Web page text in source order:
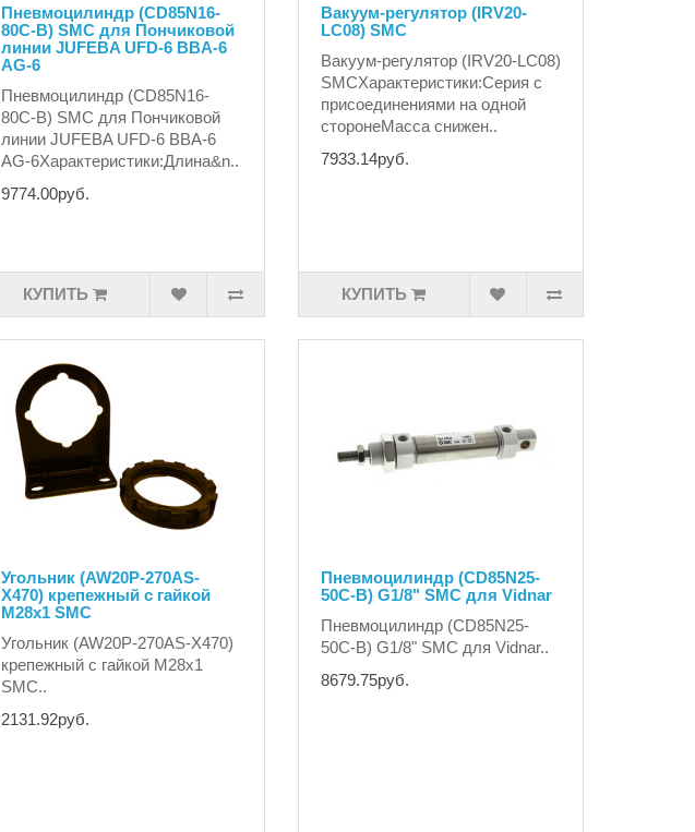
Пневмоцилиндр (CD85N16-
80C-B) SMC для Пончиковой
линии JUFEBA UFD-6 BBA-6
AG-6
Пневмоцилиндр (CD85N16-
80C-B) SMC для Пончиковой
линии JUFEBA UFD-6 BBA-6
AG-6Характеристики:Длина&n..
9774.00руб.
КУПИТЬ
Вакуум-регулятор (IRV20-
LC08) SMC
Вакуум-регулятор (IRV20-LC08)
SMCХарактеристики:Серия с
присоединениями на одной
сторонеМасса снижен..
7933.14руб.
КУПИТЬ
Угольник (AW20P-270AS-
X470) крепежный с гайкой
М28х1 SMC
Угольник (AW20P-270AS-X470)
крепежный с гайкой М28х1
SMC..
2131.92руб.
Пневмоцилиндр (CD85N25-
50C-B) G1/8" SMC для Vidnar
Пневмоцилиндр (CD85N25-
50C-B) G1/8" SMC для Vidnar..
8679.75руб.